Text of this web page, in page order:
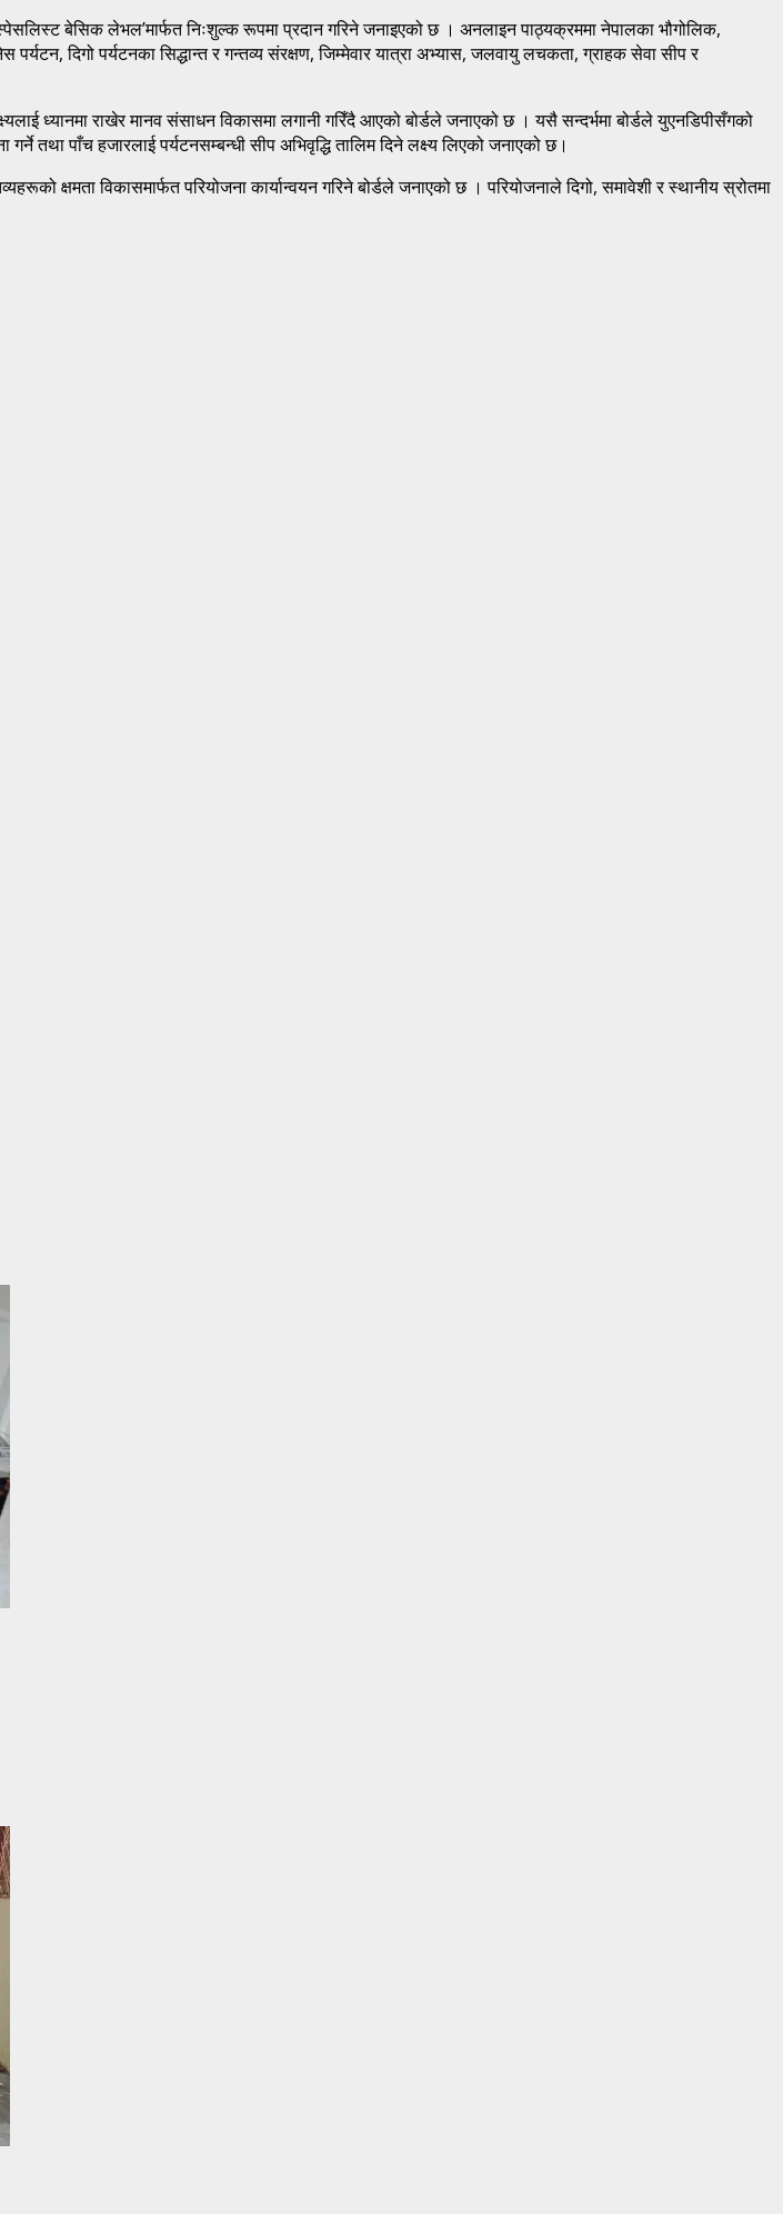
स्पेसलिस्ट बेसिक लेभल’मार्फत निःशुल्क रूपमा प्रदान गरिने जनाइएको छ । अनलाइन पाठ्यक्रममा नेपालका भौगोलिक,
दिगो पर्यटनका सिद्धान्त र गन्तव्य संरक्षण, जिम्मेवार यात्रा अभ्यास, जलवायु लचकता, ग्राहक सेवा सीप र
ध्यानमा राखेर मानव संसाधन विकासमा लगानी गरिँदै आएको बोर्डले जनाएको छ । यसै सन्दर्भमा बोर्डले युएनडिपीसँगको
तथा पाँच हजारलाई पर्यटनसम्बन्धी सीप अभिवृद्धि तालिम दिने लक्ष्य लिएको जनाएको छ।
क्षमता विकासमार्फत परियोजना कार्यान्वयन गरिने बोर्डले जनाएको छ । परियोजनाले दिगो, समावेशी र स्थानीय स्रोतमा